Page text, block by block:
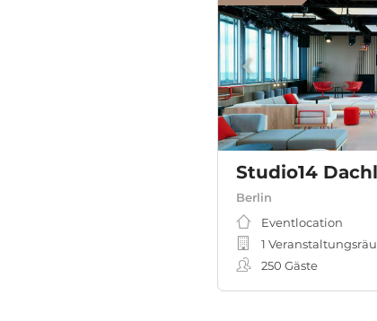
Studio14
Berlin
Eventlocation
1
250 Gäste